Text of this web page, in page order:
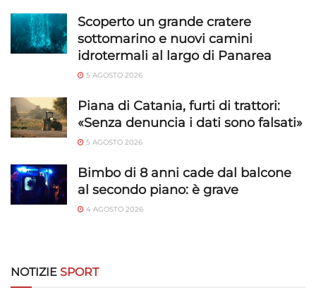
Scoperto un grande cratere
sottomarino e nuovi camini
idrotermali al largo di Panarea
5 AGOSTO 2026
Piana di Catania, furti di trattori:
«Senza denuncia i dati sono falsati»
5 AGOSTO 2026
Bimbo di 8 anni cade dal balcone
al secondo piano: è grave
4 AGOSTO 2026
NOTIZIE SPORT